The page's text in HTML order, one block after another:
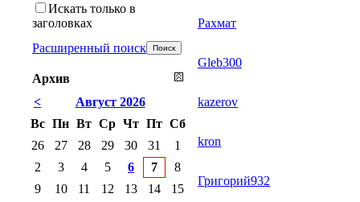
Рахмат
Gleb300
kazerov
kron
Григорий932
Искать только в
заголовках
Расширенный поиск
Архив
<
Август 2026
Вс Пн Вт Ср Чт Пт Сб
26
27 28 29 30 31
1
2
3 4 5 6 7
8
9
10 11 12 13 14
15